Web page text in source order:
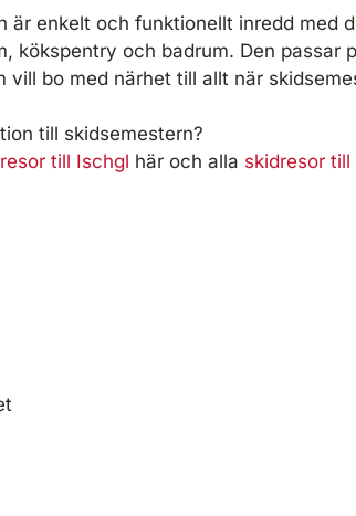
är enkelt och funktionellt inredd med
kökspentry och badrum. Den passar
vill bo med närhet till allt när
till skidsemestern?
till Ischgl här och alla skidresor till